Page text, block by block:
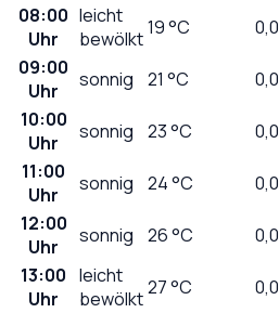
08:00
Uhr
leicht
bewölkt19°C 0,0
09:00
Uhr
sonnig 21 °C 0,0
10:00
Uhr
sonnig 23°C 0,0
11:00
Uhr
sonnig 24°C 0,0
12:00
Uhr
sonnig 26°C 0,0
13:00
Uhr
leicht
bewölkt27°C 0,0